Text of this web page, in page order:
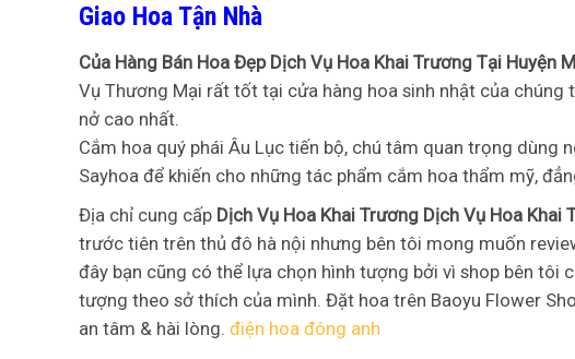
Giao Hoa Tận Nhà
Của Hàng Bán Hoa Đẹp Dịch Vụ Hoa Khai Trương Tại Huyện
Vụ Thương Mại rất tốt tại cửa hàng hoa sinh nhật của chúng
nở cao nhất.
Cắm hoa quý phái Âu Lục tiến bộ, chú tâm quan trọng dùng
Sayhoa để khiến cho những tác phẩm cắm hoa thẩm mỹ,
Địa chỉ cung cấp Dịch Vụ Hoa Khai Trương Dịch Vụ Hoa
trước tiên trên thủ đô hà nội nhưng bên tôi mong muốn
đây bạn cũng có thể lựa chọn hình tượng bởi vì shop bên tôi
tượng theo sở thích của mình. Đặt hoa trên Baoyu Flower
an tâm & hài lòng. điện hoa đông anh